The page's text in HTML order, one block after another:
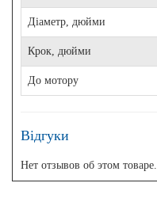
Діаметр, дюйми
Крок, дюйми
До мотору
Відгуки
Нет отзывов об этом товаре.